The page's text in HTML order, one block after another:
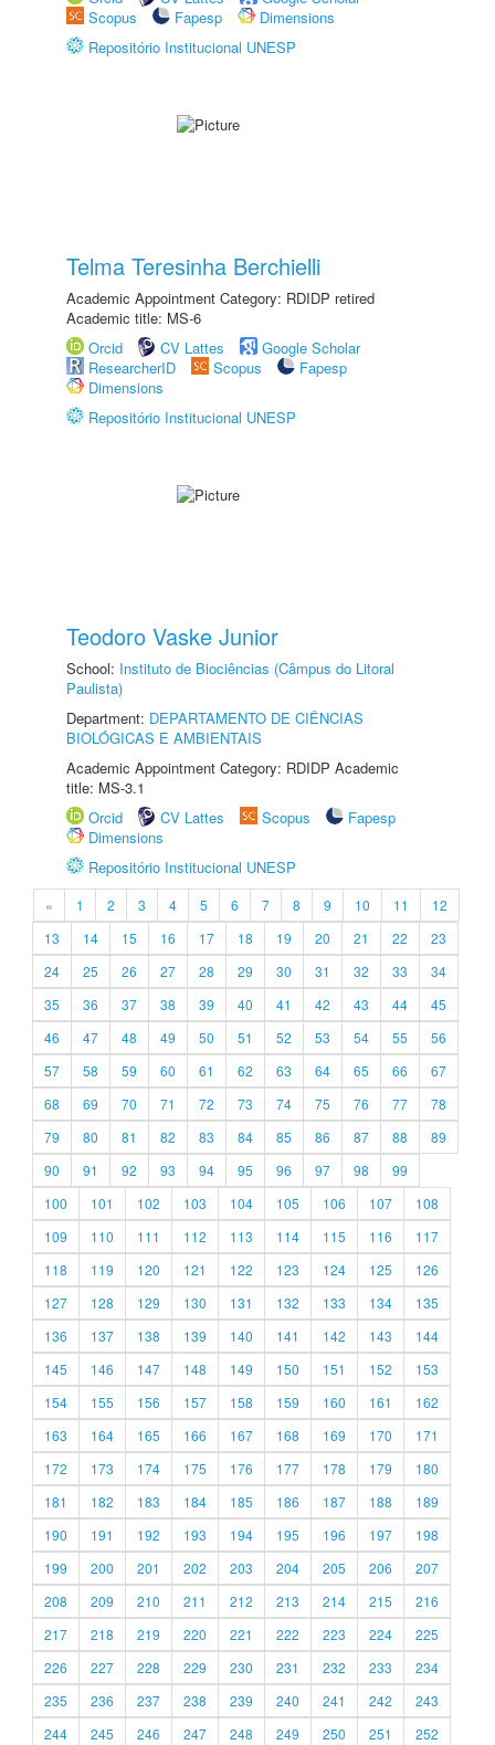
Scopus
Fapesp
Dimensions
Repositório Institucional UNESP
Telma Teresinha Berchielli
Academic Appointment Category: RDIDP retired
Academic title: MS-6
Orcid
CV Lattes
Google Scholar
ResearcherID
Scopus
Fapesp
Dimensions
Repositório Institucional UNESP
Teodoro Vaske Junior
School: Instituto de Biociências (Câmpus do Litoral
Paulista)
Department: DEPARTAMENTO DE CIÊNCIAS
BIOLÓGICAS E AMBIENTAIS
Academic Appointment Category: RDIDP Academic
title: MS-3.1
Orcid
CV Lattes Scopus
Fapesp
Dimensions
Repositório Institucional UNESP
« 1 2 3 4 5 6 7 8 9 10 11
12
13
14 15 16 17 18 19 20 21 22
23
24
25 26 27 28 29 30 31 32 33
34
35
36 37 38 39 40 41 42 43 44
45
46
47 48 49 50 51 52 53 54 55
56
57
58 59 60 61 62 63 64 65 66
67
68
69 70 71 72 73 74 75 76 77
78
79
80 81 82 83 84 85 86 87 88
89
90
91 92 93 94 95 96 97 98
99
100
101 102 103 104 105 106 107
108
109
110 111 112 113 114 115 116
117
118
119 120 121 122 123 124 125
126
127
128 129 130 131 132 133 134
135
136
137 138 139 140 141 142 143
144
145
146 147 148 149 150 151 152
153
154
155 156 157 158 159 160 161
162
163
164 165 166 167 168 169 170
171
172
173 174 175 176 177 178 179
180
181
182 183 184 185 186 187 188
189
190
191 192 193 194 195 196 197
198
199
200 201 202 203 204 205 206
207
208
209 210 211 212 213 214 215
216
217
218 219 220 221 222 223 224
225
226
227 228 229 230 231 232 233
234
235
236 237 238 239 240 241 242
243
244
245 246 247 248 249 250 251 252